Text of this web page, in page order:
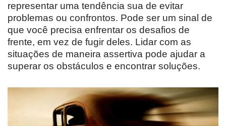
representar uma tendência sua de evitar
problemas ou confrontos. Pode ser um sinal de
que você precisa enfrentar os desafios de
frente, em vez de fugir deles. Lidar com as
situações de maneira assertiva pode ajudar a
superar os obstáculos e encontrar soluções.